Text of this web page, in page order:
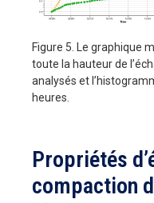
Figure 5. Le graphique
toute la hauteur de
analysés et
heures.
Propriétés
compaction